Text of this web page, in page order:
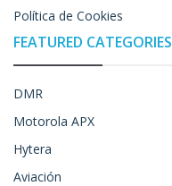
Política de Cookies
FEATURED CATEGORIES
DMR
Motorola APX
Hytera
Aviación